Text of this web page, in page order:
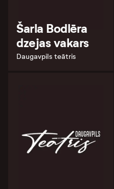
Šarla Bodlēra
dzejas vakars
Daugavpils teātris